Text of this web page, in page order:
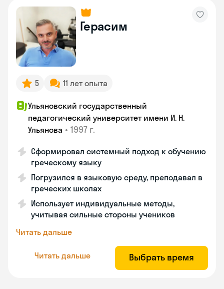
Герасим
5 11 лет опыта
Ульяновский государственный
педагогический университет имени И. Н.
Ульянова • 1997 г.
Сформировал системный подход к обучению
греческому языку
Погрузился в языковую среду, преподавал в
греческих школах
Использует индивидуальные методы,
учитывая сильные стороны учеников
Читать дальше
Читать дальше Выбрать время